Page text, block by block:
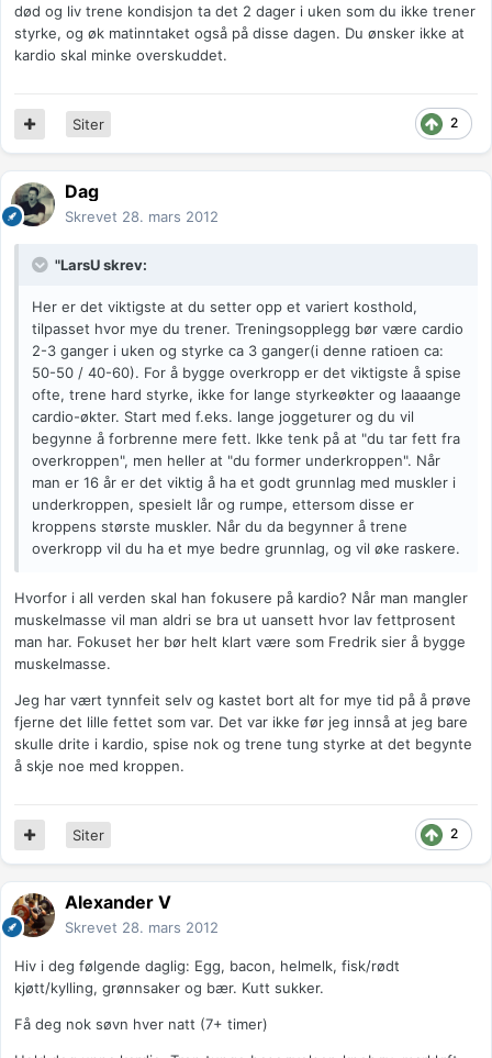
død og liv trene kondisjon ta det 2 dager i uken som du ikke trener
styrke, og øk matinntaket også på disse dagen. Du ønsker ikke at
kardio skal minke overskuddet.
2
Siter
Dag
Skrevet 28. mars 2012
"LarsU skrev:
Her er det viktigste at du setter opp et variert kosthold,
tilpasset hvor mye du trener. Treningsopplegg bør være cardio
2-3 ganger i uken og styrke ca 3 ganger(i denne ratioen ca:
50-50 / 40-60). For å bygge overkropp er det viktigste å spise
ofte, trene hard styrke, ikke for lange styrkeøkter og laaaange
cardio-økter. Start med f.eks. lange joggeturer og du vil
begynne å forbrenne mere fett. Ikke tenk på at "du tar fett fra
overkroppen", men heller at "du former underkroppen". Når
man er 16 år er det viktig å ha et godt grunnlag med muskler i
underkroppen, spesielt lår og rumpe, ettersom disse er
kroppens største muskler. Når du da begynner å trene
overkropp vil du ha et mye bedre grunnlag, og vil øke raskere.
Hvorfor i all verden skal han fokusere på kardio? Når man mangler
muskelmasse vil man aldri se bra ut uansett hvor lav fettprosent
man har. Fokuset her bør helt klart være som Fredrik sier å bygge
muskelmasse.
Jeg har vært tynnfeit selv og kastet bort alt for mye tid på å prøve
fjerne det lille fettet som var. Det var ikke før jeg innså at jeg bare
skulle drite i kardio, spise nok og trene tung styrke at det begynte
å skje noe med kroppen.
2
Siter
Alexander V
Skrevet 28. mars 2012
Hiv i deg følgende daglig: Egg, bacon, helmelk, fisk/rødt
kjøtt/kylling, grønnsaker og bær. Kutt sukker.
Få deg nok søvn hver natt (7+ timer)